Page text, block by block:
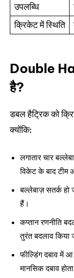
उपलब्धि
क्रिकेट में स्थिति
Double
है?
डबल हैट्रिक को
क्योंकि:
लगातार चार
विकेट के बाद टीम
बल्लेबाज़ सतर्क
हैं।
कप्तान रणनीति
तुरंत बदलाव किया
फील्डिंग दबाव में
मानसिक दबाव